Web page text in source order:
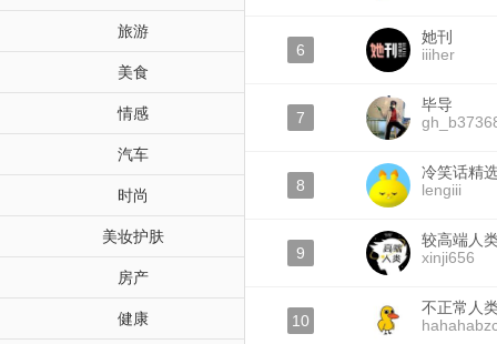
旅游
美食
情感
汽车
时尚
美妆护肤
房产
健康
6
她刊
iiiher
7
毕导
8
冷笑话精
lengiii
9
较高端人
xinji656
10
不正常人